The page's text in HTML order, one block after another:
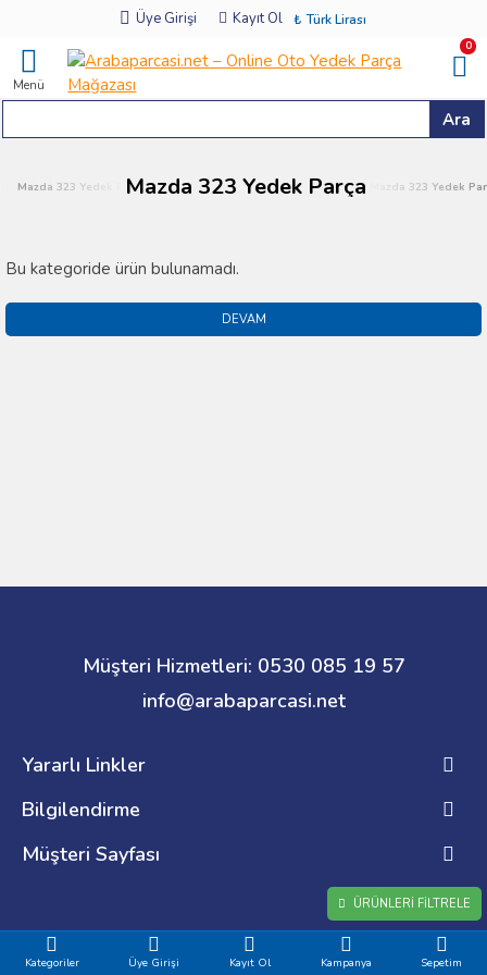
Üye Girişi Kayıt Ol ₺ Türk Lirası
Menü
0
Ara
Mazda 323 Yedek Parça Mazda 323 Yedek Parça Mazda 323 Yedek
Mazda 323 Yedek Parça
Bu kategoride ürün bulunamadı.
DEVAM
Müşteri Hizmetleri: 0530 085 19 57
info@arabaparcasi.net
Yararlı Linkler
Bilgilendirme
Müşteri Sayfası
Kategoriler Üye Girişi Kayıt Ol Kampanya Sepetim
ÜRÜNLERI FILTRELE